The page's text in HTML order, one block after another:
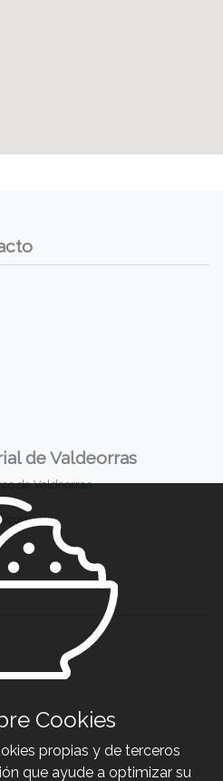
de Valdeorras
de Valdeorras.
Cookies
propias y de terceros
que ayude a optimizar su